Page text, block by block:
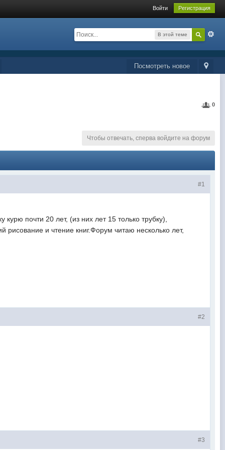
Войти Регистрация
В этой теме
Посмотреть новое
0
Чтобы отвечать, сперва войдите на форум
#1
почти 20 лет, (из них лет 15 только трубку),
и чтение книг.Форум читаю несколько лет,
#2
#3